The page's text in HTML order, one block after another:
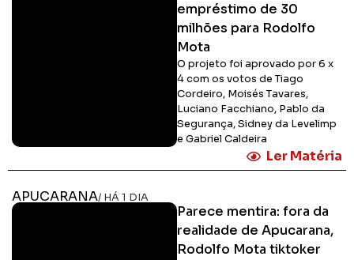
empréstimo de 30
milhões para Rodolfo
Mota
O projeto foi aprovado por 6 x
4 com os votos de Tiago
Cordeiro, Moisés Tavares,
Luciano Facchiano, Pablo da
Segurança, Sidney da Levelimp
e Gabriel Caldeira
Ler Matéria
APUCARANA/ HÁ 1 DIA
Parece mentira: fora da
realidade de Apucarana,
Rodolfo Mota tiktoker